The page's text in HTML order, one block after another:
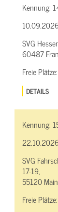
Kennung:
10.09.2026
SVG
60487
Freie Plätze:
DETAILS
Kennung:
22.10.2026
SVG
17-19,
55120
Freie Plätze: